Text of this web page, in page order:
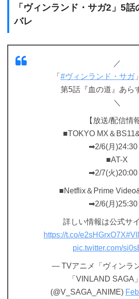
「ヴィンランド・サガ2」5
バレ
／
「 #ヴィンランド・サガ
第5話『血の道』あら
＼
【放送/配信情
■TOKYO MX＆
➡2/6(月)24:30
■AT-X
➡2/7(火)20:00
■Netflix＆Prime
➡2/6(月)25:30
詳しい情報は公式サ
https://t.co/e2sHGrxO7X
pic.twitter.com/
— TVアニメ「ヴィンラ
「VINLAND SAGA
(@V_SAGA_ANIME)